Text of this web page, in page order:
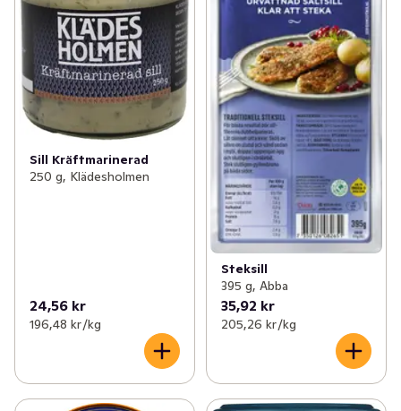
Sill Kräftmarinerad
250 g, Klädesholmen
24,56 kr
196,48 kr /kg
Steksill
395 g, Abba
35,92 kr
205,26 kr /kg